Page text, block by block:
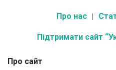
Про нас
Підтримати сайт
Про сайт